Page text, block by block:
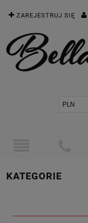
ZAREJESTRUJ SIĘ
KATEGORIE